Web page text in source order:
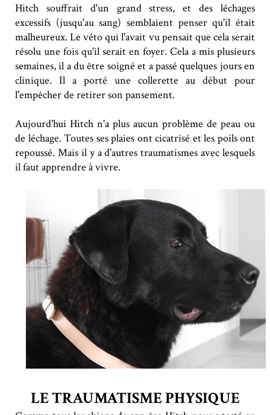
Hitch souffrait d'un grand stress, et des léchages
excessifs (jusqu'au sang) semblaient penser qu'il était
malheureux. Le véto qui l'avait vu pensait que cela serait
résolu une fois qu'il serait en foyer. Cela a mis plusieurs
semaines, il a du être soigné et a passé quelques jours en
clinique. Il a porté une collerette au début pour
l'empêcher de retirer son pansement.
Aujourd'hui Hitch n'a plus aucun problème de peau ou
de léchage. Toutes ses plaies ont cicatrisé et les poils ont
repoussé. Mais il y a d'autres traumatismes avec lesquels
il faut apprendre à vivre.
LE TRAUMATISME PHYSIQUE